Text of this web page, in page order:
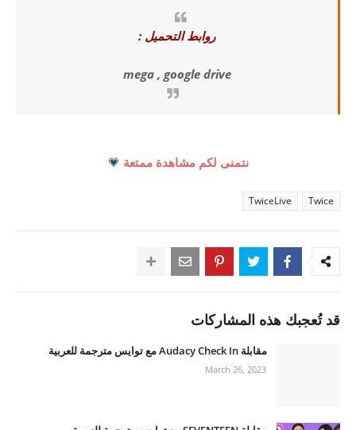
روابط التحميل :
mega , google drive
نتمنى لكم مشاهدة ممتعة 💗
Twice
TwiceLive
قد تُعجبك هذه المشاركات
مقابلة Audacy Check In مع توايس مترجمة للعربية
March 26, 2023